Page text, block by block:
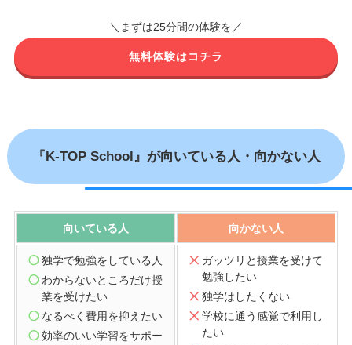
＼まずは25分間の体験を／
無料体験はコチラ
『K-TOP School』が向いている人・向かない人
向いている人 向かない人
独学で勉強をしている人
わからないところだけ授
業を受けたい
なるべく費用を抑えたい
効率のいい学習をサポー
ガッツリと授業を受けて
勉強したい
独学はしたくない
学校に通う感覚で利用し
たい